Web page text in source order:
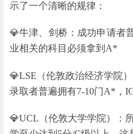
示了一个清晰的规律：
💎牛津、剑桥：成功申请者
业相关的科目必须拿到A*
💎LSE（伦敦政治经济学院
录取者普遍拥有7-10门A*，
💎UCL（伦敦大学学院）：